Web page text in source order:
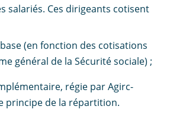
salariés. Ces dirigeants cotisent
(en fonction des cotisations
général de la Sécurité sociale) ;
régie par Agirc-
principe de la répartition.